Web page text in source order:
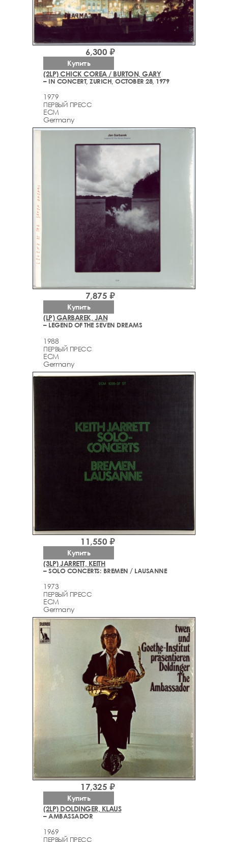
(2LP) CHICK COREA / BURTON, GARY
– IN CONCERT, ZURICH, OCTOBER 28, 1979
1979
ПЕРВЫЙ ПРЕСС
ECM
Germany
6,300 ₽
Купить
(LP) GARBAREK, JAN
– LEGEND OF THE SEVEN DREAMS
1988
ПЕРВЫЙ ПРЕСС
ECM
Germany
7,875 ₽
Купить
(3LP) JARRETT, KEITH
– SOLO CONCERTS: BREMEN / LAUSANNE
1973
ПЕРВЫЙ ПРЕСС
ECM
Germany
11,550 ₽
Купить
(2LP) DOLDINGER, KLAUS
– AMBASSADOR
1969
ПЕРВЫЙ ПРЕСС
17,325 ₽
Купить